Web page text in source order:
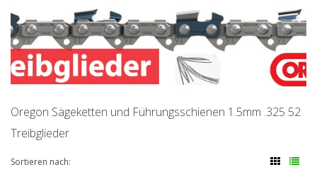
Oregon Sägeketten und Führungsschienen 1.5mm .325 52
Treibglieder
Sortieren nach: